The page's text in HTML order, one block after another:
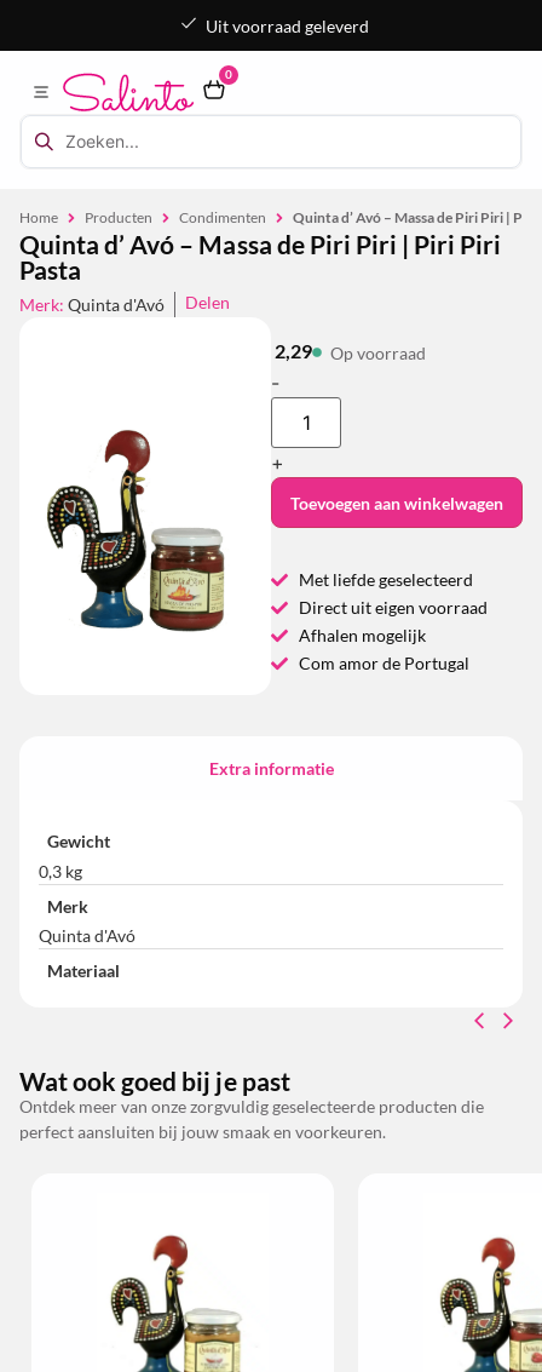
Uit voorraad geleverd
0
Home Producten Condimenten Quinta d’ Avó – Massa de Piri Piri | Piri
Quinta d’ Avó – Massa de Piri Piri | Piri Piri
Pasta
Merk: Quinta d'Avó Delen
2,29 Op voorraad
-
+
Toevoegen aan winkelwagen
Met liefde geselecteerd
Direct uit eigen voorraad
Afhalen mogelijk
Com amor de Portugal
Extra informatie
Gewicht
0,3 kg
Merk
Quinta d'Avó
Materiaal
Wat ook goed bij je past
Ontdek meer van onze zorgvuldig geselecteerde producten die
perfect aansluiten bij jouw smaak en voorkeuren.